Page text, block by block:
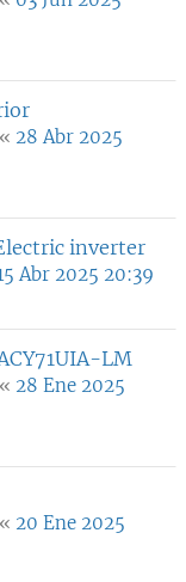
« 28 Abr 2025
inverter
Abr 2025 20:39
LM
« 28 Ene 2025
« 20 Ene 2025